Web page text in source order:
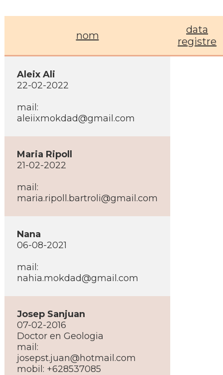
nom
data
registre
Aleix Ali
22-02-2022
mail:
aleiixmokdad@gmail.com
Maria Ripoll
21-02-2022
mail:
maria.ripoll.bartroli@gmail.com
Nana
06-08-2021
mail:
nahia.mokdad@gmail.com
Josep Sanjuan
07-02-2016
Doctor en Geologia
mail:
josepst.juan@hotmail.com
mobil: +628537085